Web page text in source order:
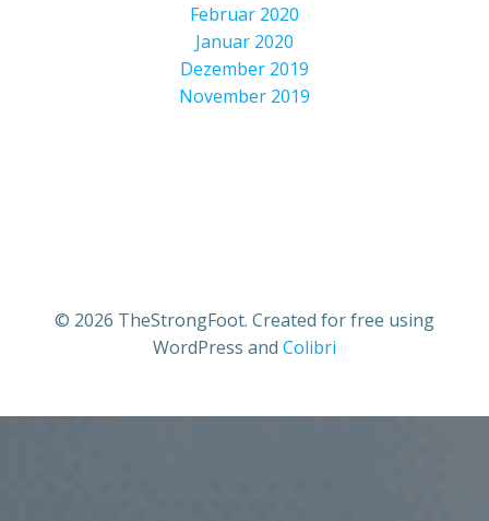
Februar 2020
Januar 2020
Dezember 2019
November 2019
© 2026 TheStrongFoot. Created for free using
WordPress and Colibri